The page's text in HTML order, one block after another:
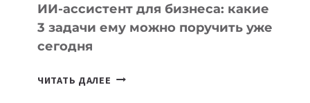
ИИ-ассистент для бизнеса: какие
3 задачи ему можно поручить уже
сегодня
ЧИТАТЬ ДАЛЕЕ ИИ-